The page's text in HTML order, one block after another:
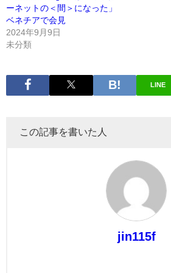
ーネットの＜間＞になった」
ベネチアで会見
2024年9月9日
未分類
LINE
この記事を書いた人
jin115f